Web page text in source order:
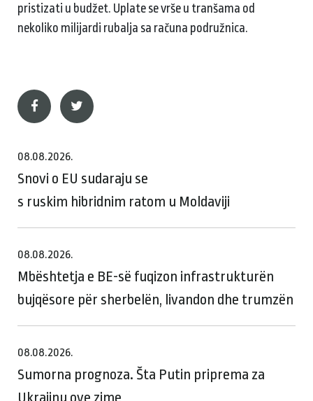
pristizati u budžet. Uplate se vrše u tranšama od
nekoliko milijardi rubalja sa računa podružnica.
08.08.2026.
Snovi o EU sudaraju se
s ruskim hibridnim ratom u Moldaviji
08.08.2026.
Mbështetja e BE-së fuqizon infrastrukturën
bujqësore për sherbelën, livandon dhe trumzën
08.08.2026.
Sumorna prognoza. Šta Putin priprema za
Ukrajinu ove zime